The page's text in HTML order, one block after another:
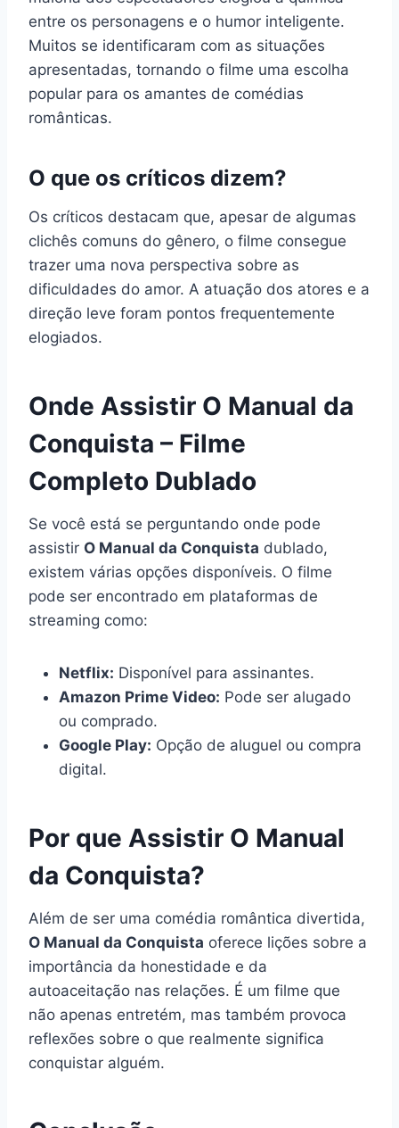
entre os personagens e o humor inteligente.
Muitos se identificaram com as situações
apresentadas, tornando o filme uma escolha
popular para os amantes de comédias
românticas.
O que os críticos dizem?
Os críticos destacam que, apesar de algumas
clichês comuns do gênero, o filme consegue
trazer uma nova perspectiva sobre as
dificuldades do amor. A atuação dos atores e a
direção leve foram pontos frequentemente
elogiados.
Onde Assistir O Manual da
Conquista – Filme
Completo Dublado
Se você está se perguntando onde pode
assistir O Manual da Conquista dublado,
existem várias opções disponíveis. O filme
pode ser encontrado em plataformas de
streaming como:
Netflix: Disponível para assinantes.
Amazon Prime Video: Pode ser alugado
ou comprado.
Google Play: Opção de aluguel ou compra
digital.
Por que Assistir O Manual
da Conquista?
Além de ser uma comédia romântica divertida,
O Manual da Conquista oferece lições sobre a
importância da honestidade e da
autoaceitação nas relações. É um filme que
não apenas entretém, mas também provoca
reflexões sobre o que realmente significa
conquistar alguém.